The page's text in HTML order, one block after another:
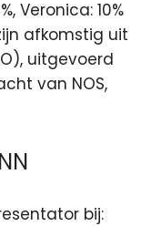
Veronica: 10%
afkomstig uit
uitgevoerd
van NOS,
bij: